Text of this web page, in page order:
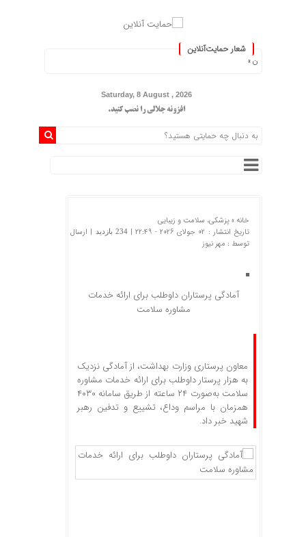
شعار حمایت‌آنلاین
Saturday, 8 August , 2026
افزونه جلالی را نصب کنید.
خانه »پزشکی، سلامت و زیبایی
تاریخ انتشار : 02 جولای 2026 - 22:49 |
234 بازدید
| ارسال
توسط : مهر نیوز
آمادگی پرستاران داوطلب برای ارائه‌ خدمات
مشاوره سلامت
معاون پرستاری وزارت بهداشت، از آمادگی نزدیک
به هزار پرستار داوطلب برای ارائه خدمات مشاوره
سلامت به‌صورت ۲۴ ساعته از طریق سامانه ۴۰۳۰
همزمان با مراسم وداع، تشییع و تدفین رهبر
شهید خبر داد.